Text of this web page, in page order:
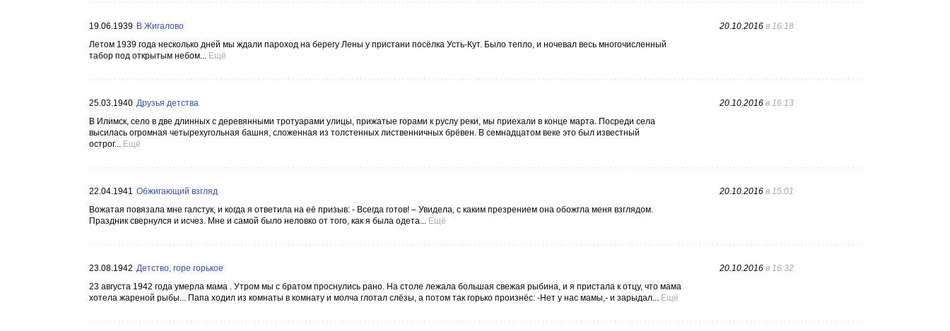
19.06.1939 В Жигалово
Летом 1939 года несколько дней мы ждали пароход на берегу Лены у пристани посёлка Усть-Кут. Было тепло, и ночевал весь многочисленный
табор под открытым небом... Ещё
20.10.2016 в 16:18
25.03.1940 Друзья детства
В Илимск, село в две длинных с деревянными тротуарами улицы, прижатые горами к руслу реки, мы приехали в конце марта. Посреди села
высилась огромная четырехугольная башня, сложенная из толстенных лиственничных брёвен. В семнадцатом веке это был известный
острог... Ещё
20.10.2016 в 16:13
22.04.1941 Обжигающий взгляд
Вожатая повязала мне галстук, и когда я ответила на её призыв: - Всегда готов! – Увидела, с каким презрением она обожгла меня взглядом.
Праздник свернулся и исчез. Мне и самой было неловко от того, как я была одета... Ещё
20.10.2016 в 15:01
23.08.1942 Детство, горе горькое
23 августа 1942 года умерла мама . Утром мы с братом проснулись рано. На столе лежала большая свежая рыбина, и я пристала к отцу, что мама
хотела жареной рыбы... Папа ходил из комнаты в комнату и молча глотал слёзы, а потом так горько произнёс: -Нет у нас мамы,- и зарыдал... Ещё
20.10.2016 в 16:32